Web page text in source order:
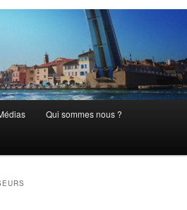
Qui sommes nous ?